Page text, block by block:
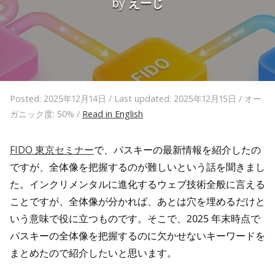
Posted: 2025年12月14日 / Last updated: 2025年12月15日 / オー
ガニック度: 50% / Read in English
FIDO 東京セミナーで、パスキーの最新情報を紹介したの
ですが、全体像を把握するのが難しいという話を聞きまし
た。インクリメンタルに進化するウェブ技術全般に言える
ことですが、全体像が分かれば、あとは穴を埋めるだけと
いう意味で役に立つものです。そこで、2025 年末時点で
パスキーの全体像を把握するのに欠かせないキーワードを
まとめたので紹介したいと思います。